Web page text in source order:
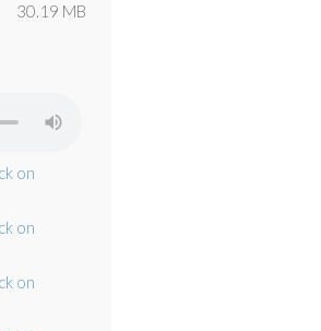
30.19 MB